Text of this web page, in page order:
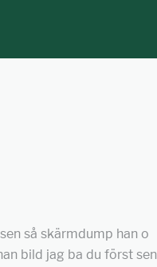
så skärmdump han o
bild jag ba du först sen